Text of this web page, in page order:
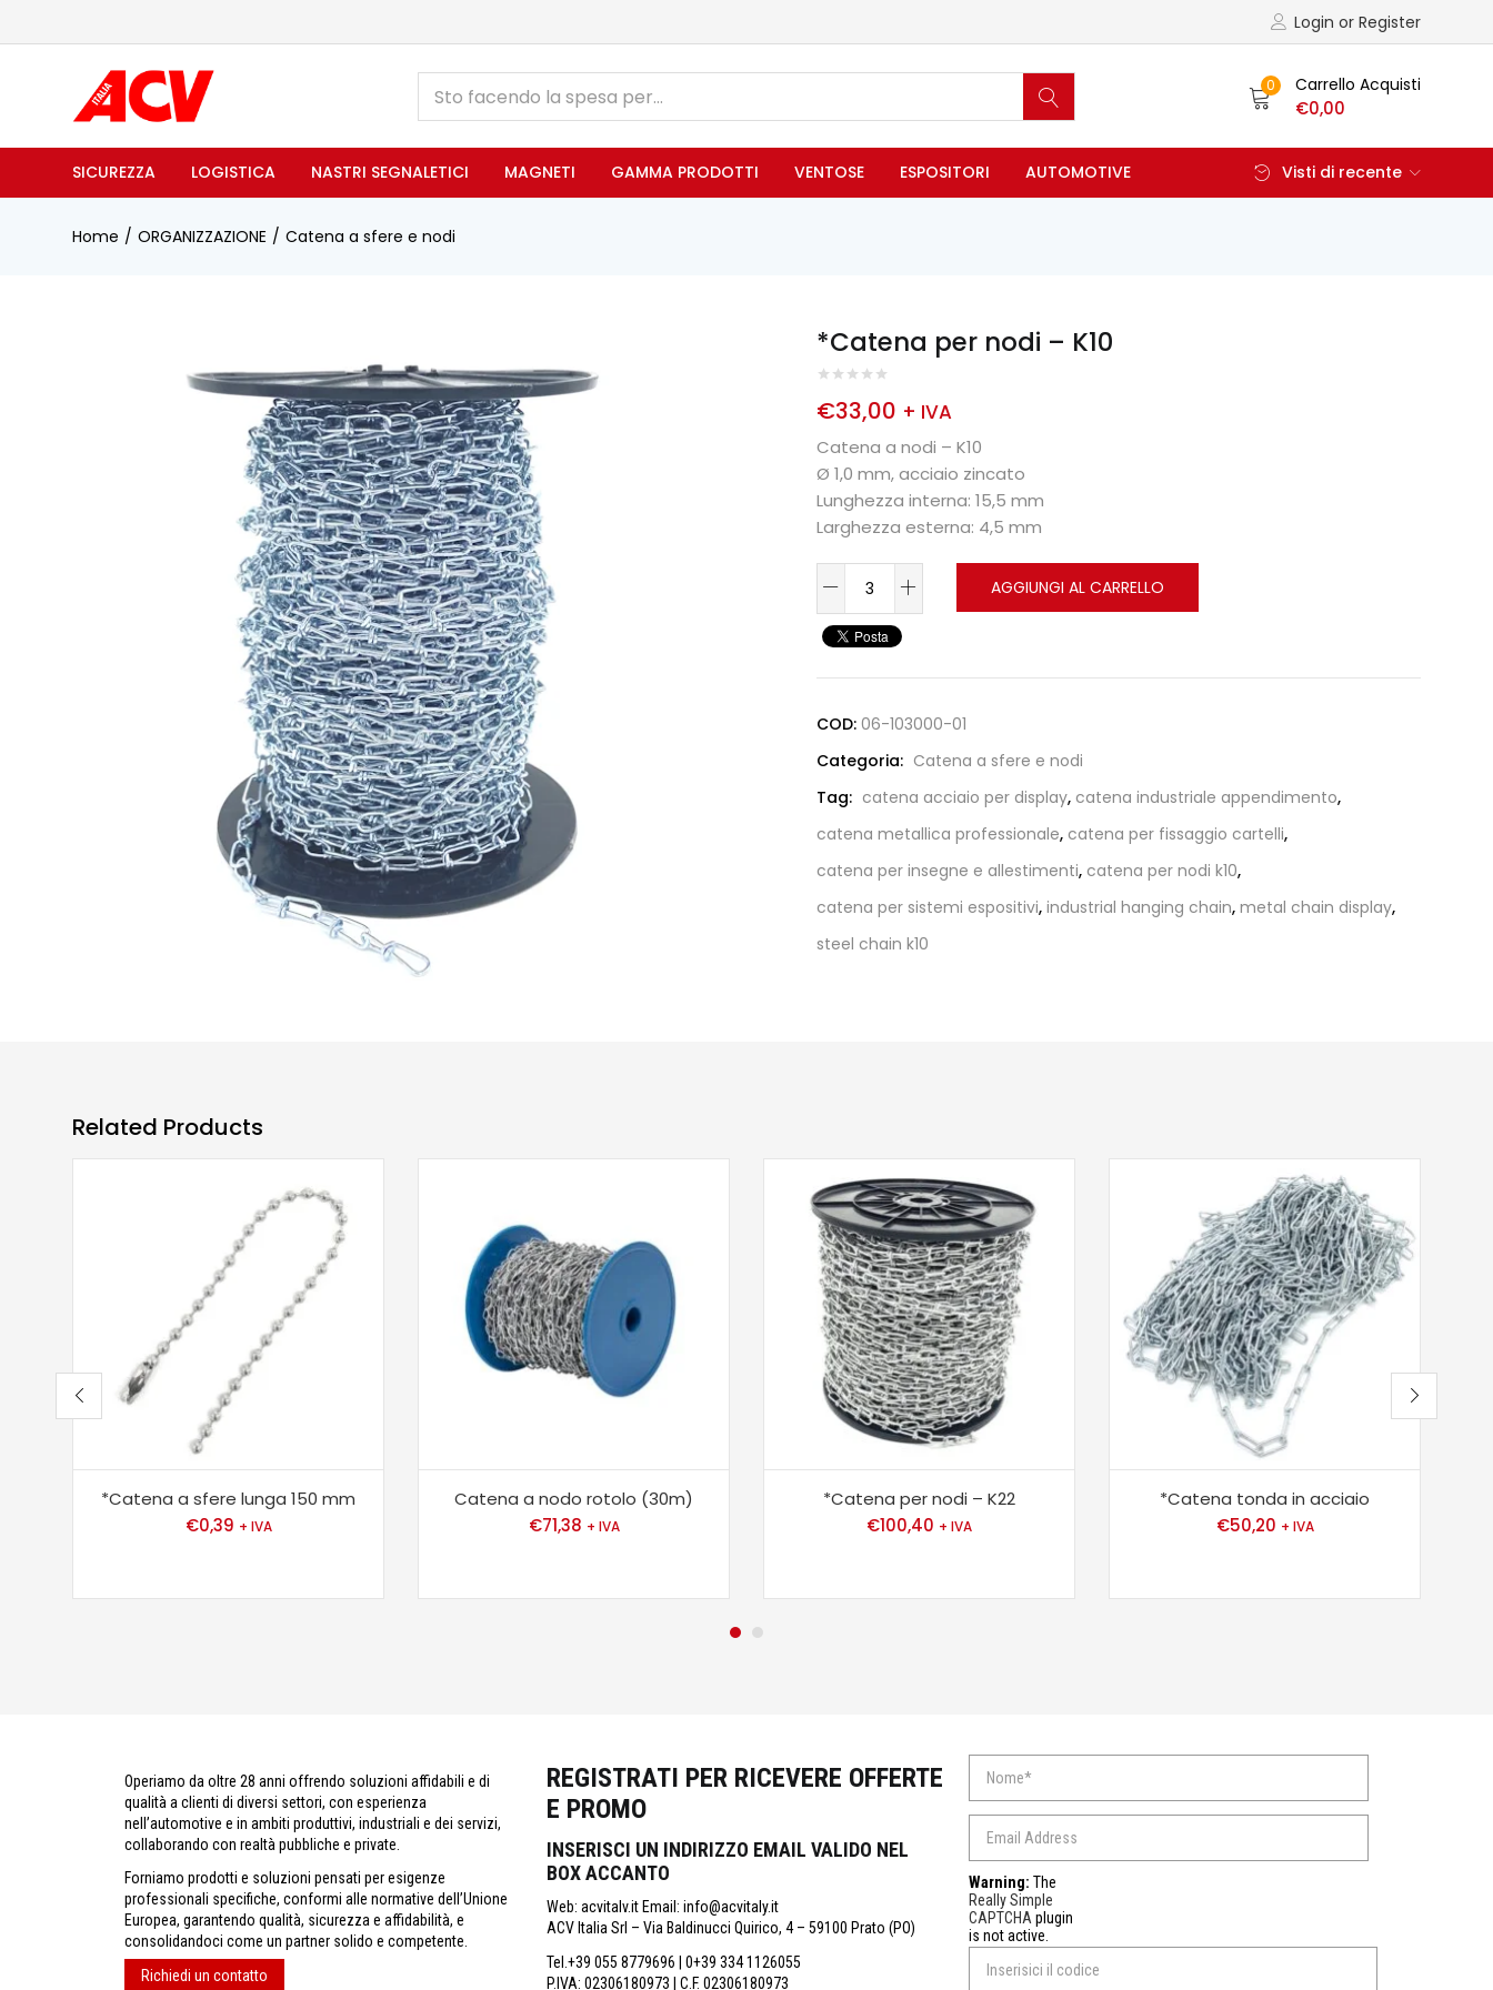
Login or Register
0 Carrello Acquisti
€0,00
SICUREZZA LOGISTICA NASTRI SEGNALETICI MAGNETI GAMMA PRODOTTI VENTOSE ESPOSITORI AUTOMOTIVE Visti di recente
Home ORGANIZZAZIONE Catena a sfere e nodi
*Catena per nodi – K10
€33,00 + IVA
Catena a nodi – K10
Ø 1,0 mm, acciaio zincato
Lunghezza interna: 15,5 mm
Larghezza esterna: 4,5 mm
AGGIUNGI AL CARRELLO
COD: 06-103000-01
Categoria: Catena a sfere e nodi
Tag: catena acciaio per display, catena industriale appendimento,
catena metallica professionale, catena per fissaggio cartelli,
catena per insegne e allestimenti, catena per nodi k10,
catena per sistemi espositivi, industrial hanging chain, metal chain display,
steel chain k10
Related Products
*Catena a sfere lunga 150 mm
€0,39 + IVA
Catena a nodo rotolo (30m)
€71,38 + IVA
*Catena per nodi – K22
€100,40 + IVA
*Catena tonda in acciaio
€50,20 + IVA
Operiamo da oltre 28 anni offrendo soluzioni affidabili e di
qualità a clienti di diversi settori, con esperienza
nell’automotive e in ambiti produttivi, industriali e dei servizi,
collaborando con realtà pubbliche e private.
Forniamo prodotti e soluzioni pensati per esigenze
professionali specifiche, conformi alle normative dell’Unione
Europea, garantendo qualità, sicurezza e affidabilità, e
consolidandoci come un partner solido e competente.
Richiedi un contatto
REGISTRATI PER RICEVERE OFFERTE
E PROMO
INSERISCI UN INDIRIZZO EMAIL VALIDO NEL
BOX ACCANTO
Web: acvitalv.it Email: info@acvitaly.it
ACV Italia Srl – Via Baldinucci Quirico, 4 – 59100 Prato (PO)
Tel.+39 055 8779696 | 0+39 334 1126055
P.IVA: 02306180973 | C.F. 02306180973
Warning: The
Really Simple
CAPTCHA plugin
is not active.